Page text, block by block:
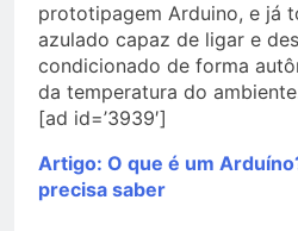
prototipagem Arduino, e já
azulado capaz de ligar e
condicionado de forma
da temperatura do
[ad id=’3939′]
Artigo: O que é um
precisa saber